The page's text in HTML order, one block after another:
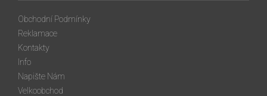
Obchodní Podmínky
Reklamace
Kontakty
Info
Napište Nám
Velkoobchod